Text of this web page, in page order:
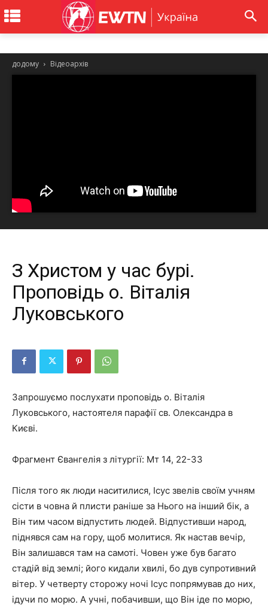
додому Відеоархів
З Христом у час бурі.
Проповідь о. Віталія
Луковського
Запрошуємо послухати проповідь о. Віталія
Луковського, настоятеля парафії св. Олександра в
Києві.
Фрагмент Євангелія з літургії: Мт 14, 22-33
Після того як люди наситилися, Ісус звелів своїм уч­ням
сісти в човна й плисти раніше за Нього на інший бік, а
Він тим часом відпустить людей. Відпустивши народ,
піднявся сам на гору, щоб молитися. Як настав вечір,
Він залишався там на самоті. Човен уже був багато
стадій від землі; його кидали хвилі, бо дув супротивний
вітер. У четверту сторожу ночі Ісус попрямував до них,
ідучи по морю. А учні, по­бачивши, що Він іде по морю,